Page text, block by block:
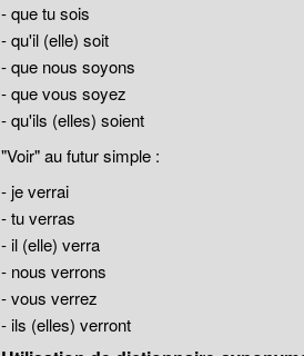
- que tu sois
- qu'il (elle) soit
- que nous soyons
- que vous soyez
- qu'ils (elles) soient
"Voir" au futur simple :
- je verrai
- tu verras
- il (elle) verra
- nous verrons
- vous verrez
- ils (elles) verront